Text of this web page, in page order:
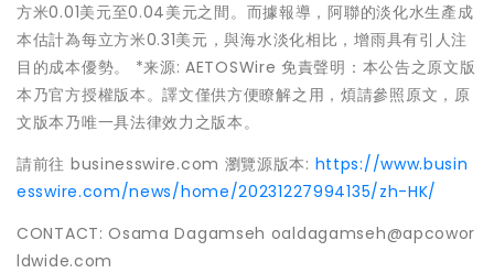
方米0.01美元至0.04美元之間。而據報導，阿聯的淡化水生產成
本估計為每立方米0.31美元，與海水淡化相比，增雨具有引人注
目的成本優勢。 *来源: AETOSWire 免責聲明：本公告之原文版
本乃官方授權版本。譯文僅供方便瞭解之用，煩請參照原文，原
文版本乃唯一具法律效力之版本。
請前往 businesswire.com 瀏覽源版本: https://www.busin
esswire.com/news/home/20231227994135/zh-HK/
CONTACT: Osama Dagamseh oaldagamseh@apcowor
ldwide.com